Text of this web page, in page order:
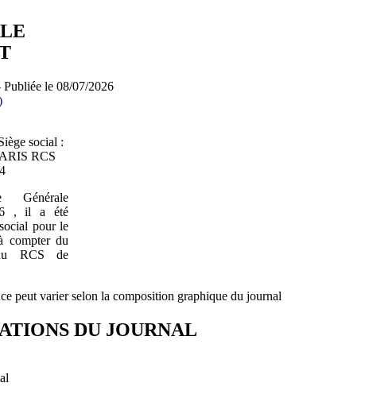
le 08/07/2026
social :
RCS
Générale
, il a été
pour le
compter du
RCS de
peut varier selon la composition graphique du journal
DU JOURNAL